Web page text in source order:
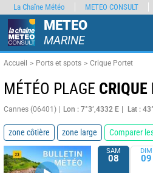
METEO
MARINE
Accueil Ports et spots Crique Portet
MÉTÉO PLAGE CRIQUE
Cannes (06401) Lon : 7°3’,4332 E Lat :
zone côtière zone large Comparer
SAM
08
DIM
09
La Chaîne Météo METEO CONSULT